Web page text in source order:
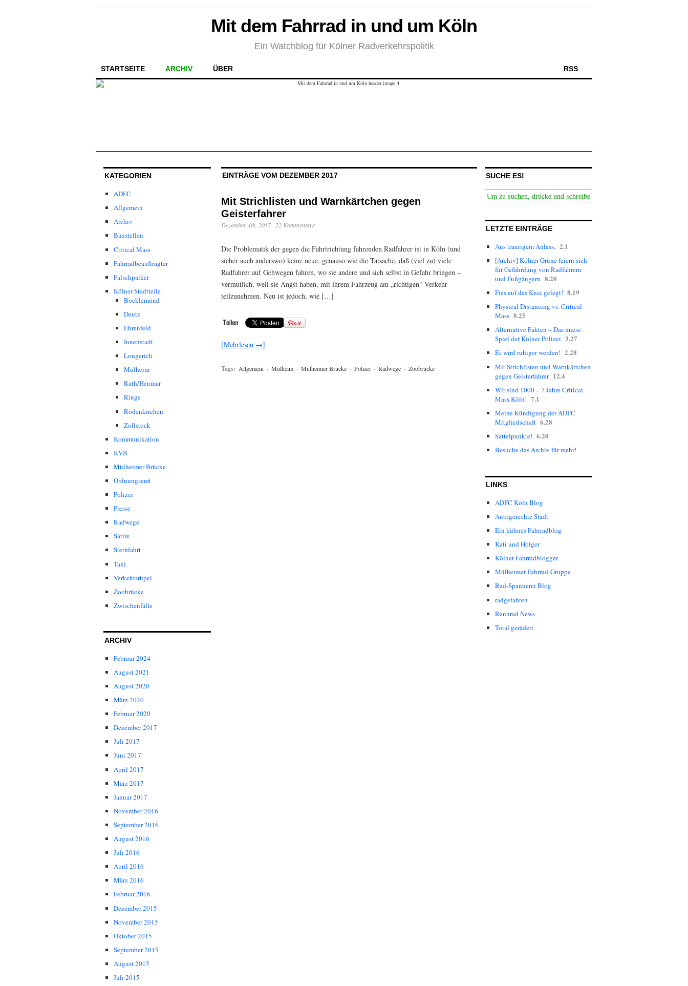
Mit dem Fahrrad in und um Köln
Ein Watchblog für Kölner Radverkehrspolitik
STARTSEITE ARCHIV ÜBER RSS
KATEGORIEN
ADFC
Allgemein
Archiv
Baustellen
Critical Mass
Fahrradbeauftragter
Falschparker
Kölner Stadtteile
Bocklemünd
Deutz
Ehrenfeld
Innenstadt
Longerich
Mülheim
Rath/Heumar
Ringe
Rodenkirchen
Zollstock
Kommunikation
KVB
Mülheimer Brücke
Ordnungsamt
Polizei
Presse
Radwege
Satire
Sternfahrt
Taxi
Verkehrsrüpel
Zoobrücke
Zwischenfälle
ARCHIV
Februar 2024
August 2021
August 2020
März 2020
Februar 2020
Dezember 2017
Juli 2017
Juni 2017
April 2017
März 2017
Januar 2017
November 2016
September 2016
August 2016
Juli 2016
April 2016
März 2016
Februar 2016
Dezember 2015
November 2015
Oktober 2015
September 2015
August 2015
Juli 2015
EINTRÄGE VOM DEZEMBER 2017
Mit Strichlisten und Warnkärtchen gegen
Geisterfahrer
Dezember 4th, 2017· 22 Kommentare
Die Problematik der gegen die Fahrtrichtung fahrenden Radfahrer ist in Köln (und
sicher auch anderswo) keine neue, genauso wie die Tatsache, daß (viel zu) viele
Radfahrer auf Gehwegen fahren, wo sie andere und sich selbst in Gefahr bringen –
vermutlich, weil sie Angst haben, mit ihrem Fahrzeug am „richtigen“ Verkehr
teilzunehmen. Neu ist jedoch, wie […]
[Mehrlesen →]
Tags: Allgemein · Mülheim · Mülheimer Brücke · Polizei · Radwege · Zoobrücke
SUCHE ES!
LETZTE EINTRÄGE
Aus traurigem Anlass. 2.1
[Archiv] Kölner Grüne feiern sich
für Gefährdung von Radfahrern
und Fußgängern 8.20
Fies auf das Knie gelegt! 8.19
Physical Distancing vs. Critical
Mass 8.25
Alternative Fakten – Das miese
Spiel der Kölner Polizei 3.27
Es wird ruhiger werden! 2.28
Mit Strichlisten und Warnkärtchen
gegen Geisterfahrer 12.4
Wir sind 1000 – 7 Jahre Critical
Mass Köln! 7.1
Meine Kündigung der ADFC
Mitgliedschaft 6.28
Sattelpunkte! 6.20
Besuche das Archiv für mehr!
LINKS
ADFC Köln Blog
Autogerechte Stadt
Ein kühnes Fahrradblog
Kati und Holger
Kölner Fahrradblogger
Mülheimer Fahrrad-Gruppe
Rad-Spannerei Blog
radgefahren
Rennrad News
Total gerädert